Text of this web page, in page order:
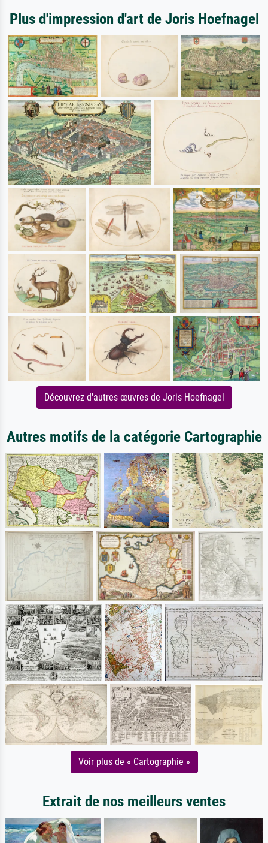
Plus d'impression d'art de Joris Hoefnagel
Découvrez d'autres œuvres de Joris Hoefnagel
Autres motifs de la catégorie Cartographie
Voir plus de « Cartographie »
Extrait de nos meilleurs ventes